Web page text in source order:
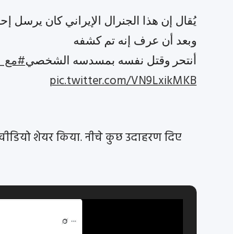
يُقال إن هذا الجنرال الإيراني كان يرسل
وبعد أن عرف إنه تم كشفه
أنتحر وقتل نفسه بمسدسه الشخصي
pic.twitter.com/VN9LxikMKB
शेयर किया. नीचे कुछ उदाहरण दिए